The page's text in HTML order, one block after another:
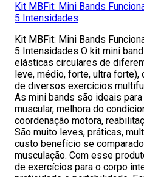
Kit MBFit: Mini Bands
5 Intensidades
Kit MBFit: Mini Bands
5 Intensidades O kit mini
elásticas circulares de
leve, médio, forte, ultra
de diversos exercícios
As mini bands são ideais
muscular, melhora do
coordenação motora,
São muito leves, práticas,
custo benefício se
musculação. Com esse
de exercícios para o corpo